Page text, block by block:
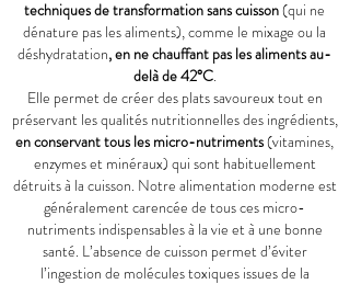
techniques de transformation sans cuisson(qui ne
dénature pas les aliments), comme le mixage ou la
déshydratation, en ne chauffant pas les aliments au-
delà de 42°C.
Elle permet de créer des plats savoureux tout en
préservant les qualités nutritionnelles des ingrédients,
en conservant tous les micro-nutriments(vitamines,
enzymes et minéraux) qui sont habituellement
détruits à la cuisson. Notre alimentation moderne est
généralement carencée de tous ces micro-
nutriments indispensables à la vie et à une bonne
santé. L’absence de cuisson permet d’éviter
l’ingestion de molécules toxiques issues de la